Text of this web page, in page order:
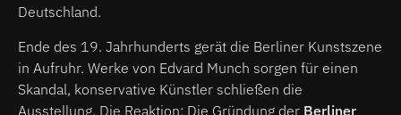
Deutschland.
Ende des 19. Jahrhunderts gerät die Berliner Kunstszene
in Aufruhr. Werke von Edvard Munch sorgen für einen
Skandal, konservative Künstler schließen die
Ausstellung. Die Reaktion: Die Gründung der Berliner